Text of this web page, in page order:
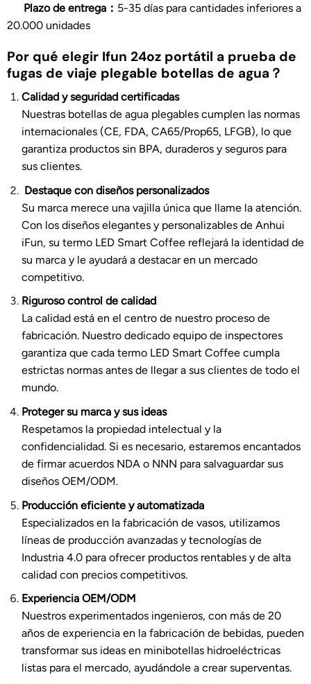
Plazo de entrega： 5-35 días para cantidades inferiores a
20.000 unidades
Por qué elegir Ifun 24oz portátil a prueba de
fugas de viaje plegable botellas de agua？
Calidad y seguridad certificadas
Nuestras botellas de agua plegables cumplen las normas
internacionales (CE, FDA, CA65/Prop65, LFGB), lo que
garantiza productos sin BPA, duraderos y seguros para
sus clientes.
Destaque con diseños personalizados
Su marca merece una vajilla única que llame la atención.
Con los diseños elegantes y personalizables de Anhui
iFun, su termo LED Smart Coffee reflejará la identidad de
su marca y le ayudará a destacar en un mercado
competitivo.
Riguroso control de calidad
La calidad está en el centro de nuestro proceso de
fabricación. Nuestro dedicado equipo de inspectores
garantiza que cada termo LED Smart Coffee cumpla
estrictas normas antes de llegar a sus clientes de todo el
mundo.
Proteger su marca y sus ideas
Respetamos la propiedad intelectual y la
confidencialidad. Si es necesario, estaremos encantados
de firmar acuerdos NDA o NNN para salvaguardar sus
diseños OEM/ODM.
Producción eficiente y automatizada
Especializados en la fabricación de vasos, utilizamos
líneas de producción avanzadas y tecnologías de
Industria 4.0 para ofrecer productos rentables y de alta
calidad con precios competitivos.
Experiencia OEM/ODM
Nuestros experimentados ingenieros, con más de 20
años de experiencia en la fabricación de bebidas, pueden
transformar sus ideas en minibotellas hidroeléctricas
listas para el mercado, ayudándole a crear superventas.